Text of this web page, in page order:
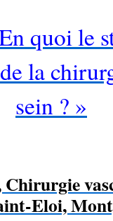
quoi le
la
sein ? »
Eloi,